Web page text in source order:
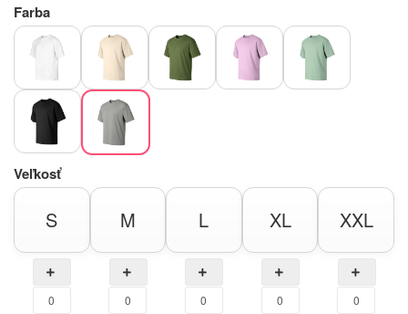
Farba
Veľkosť
S M L XL XXL